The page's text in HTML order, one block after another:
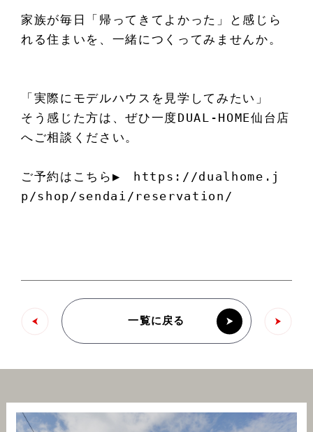
家族が毎日「帰ってきてよかった」と感じら
れる住まいを、一緒につくってみませんか。
「実際にモデルハウスを見学してみたい」
そう感じた方は、ぜひ一度DUAL-HOME仙台店
へご相談ください。
ご予約はこちら▶　https://dualhome.j
p/shop/sendai/reservation/
一覧に戻る